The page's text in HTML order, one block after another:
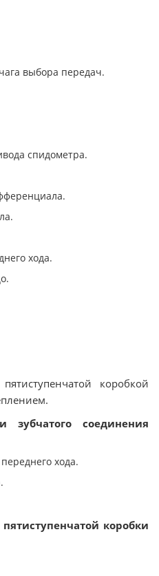
выбора передач.
спидометра.
хода.
коробкой
зубчатого соединения
хода.
коробки